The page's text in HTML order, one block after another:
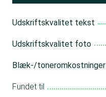
Udskriftskvalitet tekst
Udskriftskvalitet foto
Blæk-/toneromkostninger
Fundet til